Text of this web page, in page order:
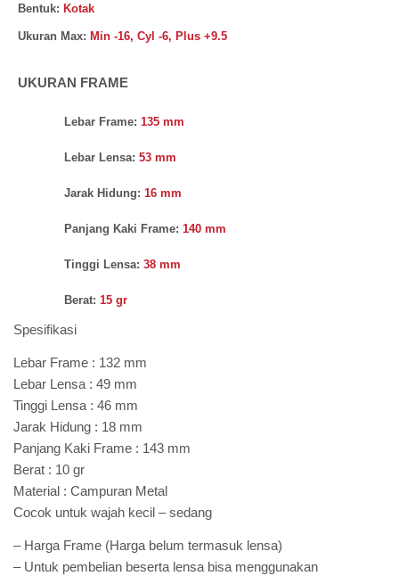
Bentuk: Kotak
Ukuran Max: Min -16, Cyl -6, Plus +9.5
UKURAN FRAME
Lebar Frame: 135 mm
Lebar Lensa: 53 mm
Jarak Hidung: 16 mm
Panjang Kaki Frame: 140 mm
Tinggi Lensa: 38 mm
Berat: 15 gr
Spesifikasi
Lebar Frame : 132 mm
Lebar Lensa : 49 mm
Tinggi Lensa : 46 mm
Jarak Hidung : 18 mm
Panjang Kaki Frame : 143 mm
Berat : 10 gr
Material : Campuran Metal
Cocok untuk wajah kecil – sedang
– Harga Frame (Harga belum termasuk lensa)
– Untuk pembelian beserta lensa bisa menggunakan